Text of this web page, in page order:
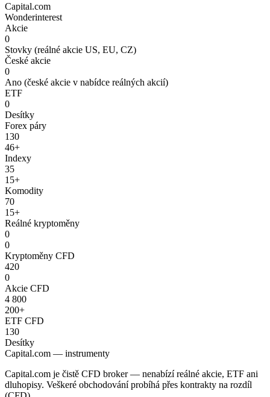
Capital.com
Wonderinterest
Akcie
0
Stovky (reálné akcie US, EU, CZ)
České akcie
0
Ano (české akcie v nabídce reálných akcií)
ETF
0
Desítky
Forex páry
130
46+
Indexy
35
15+
Komodity
70
15+
Reálné kryptoměny
0
0
Kryptoměny CFD
420
0
Akcie CFD
4 800
200+
ETF CFD
130
Desítky
Capital.com — instrumenty
Capital.com je čistě CFD broker — nenabízí reálné akcie, ETF ani
dluhopisy. Veškeré obchodování probíhá přes kontrakty na rozdíl